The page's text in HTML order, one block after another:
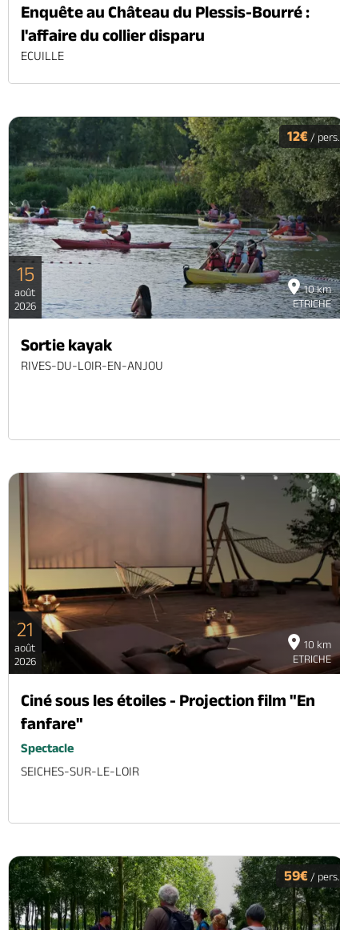
Enquête au Château du Plessis-Bourré :
l'affaire du collier disparu
ECUILLE
10 km
ETRICHE
12€/ pers.
15
août
2026
Sortie kayak
RIVES-DU-LOIR-EN-ANJOU
10 km
ETRICHE
21
août
2026
Ciné sous les étoiles - Projection film "En
fanfare"
Spectacle
SEICHES-SUR-LE-LOIR
59€/ pers.